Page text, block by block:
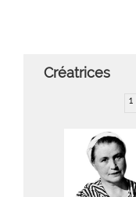
Créatrices
1